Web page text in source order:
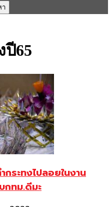
ปี65
กระทงไปลอยในงาน
กทม.ดีมะ